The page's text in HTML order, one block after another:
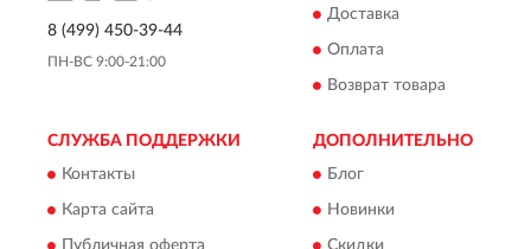
8 (499) 450-39-44
ПН-ВС 9:00-21:00
Доставка
Оплата
Возврат товара
СЛУЖБА ПОДДЕРЖКИ
Контакты
Карта сайта
Публичная оферта
ДОПОЛНИТЕЛЬНО
Блог
Новинки
Скидки